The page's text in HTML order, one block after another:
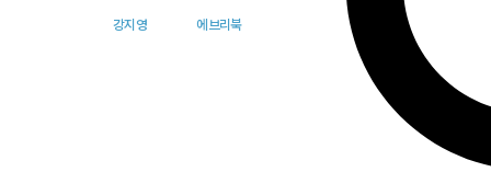
강지영 에브리북